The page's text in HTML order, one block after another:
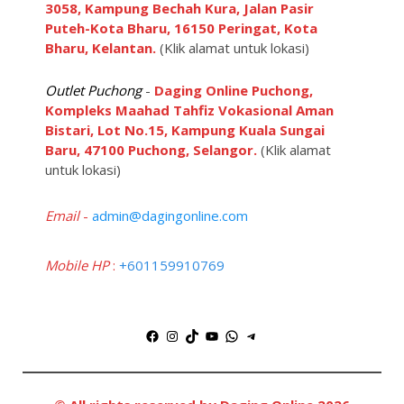
3058, Kampung Bechah Kura, Jalan Pasir
Puteh-Kota Bharu, 16150 Peringat, Kota
Bharu, Kelantan.(Klik alamat untuk lokasi)
Outlet Puchong- Daging Online Puchong,
Kompleks Maahad Tahfiz Vokasional Aman
Bistari, Lot No.15, Kampung Kuala Sungai
Baru, 47100 Puchong, Selangor.(Klik alamat
untuk lokasi)
Email- admin@dagingonline.com
Mobile HP: +601159910769
Facebook
Instagram
TikTok
YouTube
WhatsApp
Telegram